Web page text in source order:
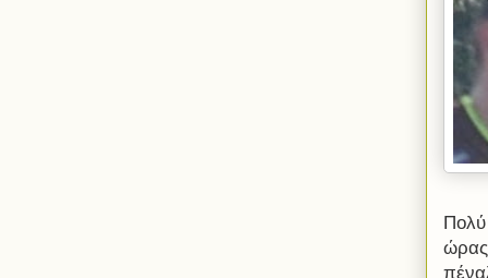
Πολ
ώρας